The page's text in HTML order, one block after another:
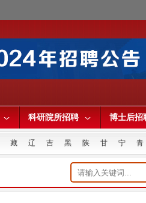
科研院所招聘 博士后招
藏 辽 吉 黑 陕 甘 宁 青